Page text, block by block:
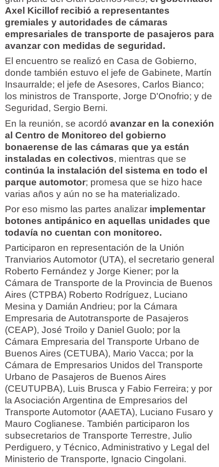
Axel Kicillof recibió a representantes
gremiales y autoridades de cámaras
empresariales de transporte de pasajeros para
avanzar con medidas de seguridad.
El encuentro se realizó en Casa de Gobierno,
donde también estuvo el jefe de Gabinete, Martín
Insaurralde; el jefe de Asesores, Carlos Bianco;
los ministros de Transporte, Jorge D'Onofrio; y de
Seguridad, Sergio Berni.
En la reunión, se acordó avanzar en la conexión
al Centro de Monitoreo del gobierno
bonaerense de las cámaras que ya están
instaladas en colectivos, mientras que se
continúa la instalación del sistema en todo el
parque automotor; promesa que se hizo hace
varias años y aún no se ha materializado.
Por eso mismo las partes analizar implementar
botones antipánico en aquellas unidades que
todavía no cuentan con monitoreo.
Participaron en representación de la Unión
Tranviarios Automotor (UTA), el secretario general
Roberto Fernández y Jorge Kiener; por la
Cámara de Transporte de la Provincia de Buenos
Aires (CTPBA) Roberto Rodríguez, Luciano
Mesina y Damián Andrieu; por la Cámara
Empresaria de Autotransporte de Pasajeros
(CEAP), José Troilo y Daniel Guolo; por la
Cámara Empresaria del Transporte Urbano de
Buenos Aires (CETUBA), Mario Vacca; por la
Cámara de Empresarios Unidos del Transporte
Urbano de Pasajeros de Buenos Aires
(CEUTUPBA), Luis Brusca y Fabio Ferreira; y por
la Asociación Argentina de Empresarios del
Transporte Automotor (AAETA), Luciano Fusaro y
Mauro Coglianese. También participaron los
subsecretarios de Transporte Terrestre, Julio
Perdiguero, y Técnico, Administrativo y Legal del
Ministerio de Transporte, Ignacio Cingolani.